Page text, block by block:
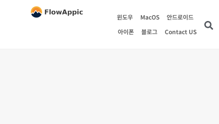
윈도우 MacOS
안드로이드
아이폰
블로그 Contact US